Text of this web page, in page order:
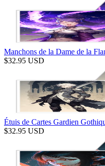
Manchons de la Dame de la
$32.95 USD
Étuis de Cartes Gardien
$32.95 USD